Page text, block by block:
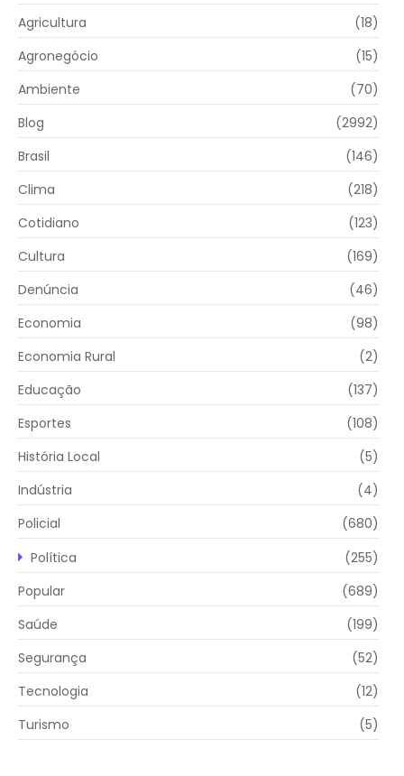
Agricultura
(18)
Agronegócio
(15)
Ambiente
(70)
Blog
(2992)
Brasil
(146)
Clima
(218)
Cotidiano
(123)
Cultura
(169)
Denúncia
(46)
Economia
(98)
Economia Rural
(2)
Educação
(137)
Esportes
(108)
História Local
(5)
Indústria
(4)
Policial
(680)
Política
(255)
Popular
(689)
Saúde
(199)
Segurança
(52)
Tecnologia
(12)
Turismo
(5)